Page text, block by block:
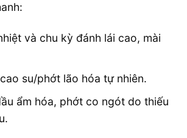
và chu kỳ đánh lái cao, mài
cao su/phớt lão hóa tự nhiên.
ẩm hóa, phớt co ngót do thiếu